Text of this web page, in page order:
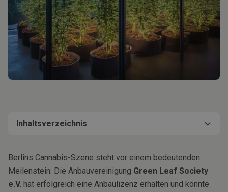
Inhaltsverzeichnis
Strenge Auflagen und Transparenz
Berlins Cannabis-Szene steht vor einem bedeutenden
Meilenstein: Die Anbauvereinigung Green Leaf Society
e.V. hat erfolgreich eine Anbaulizenz erhalten und könnte